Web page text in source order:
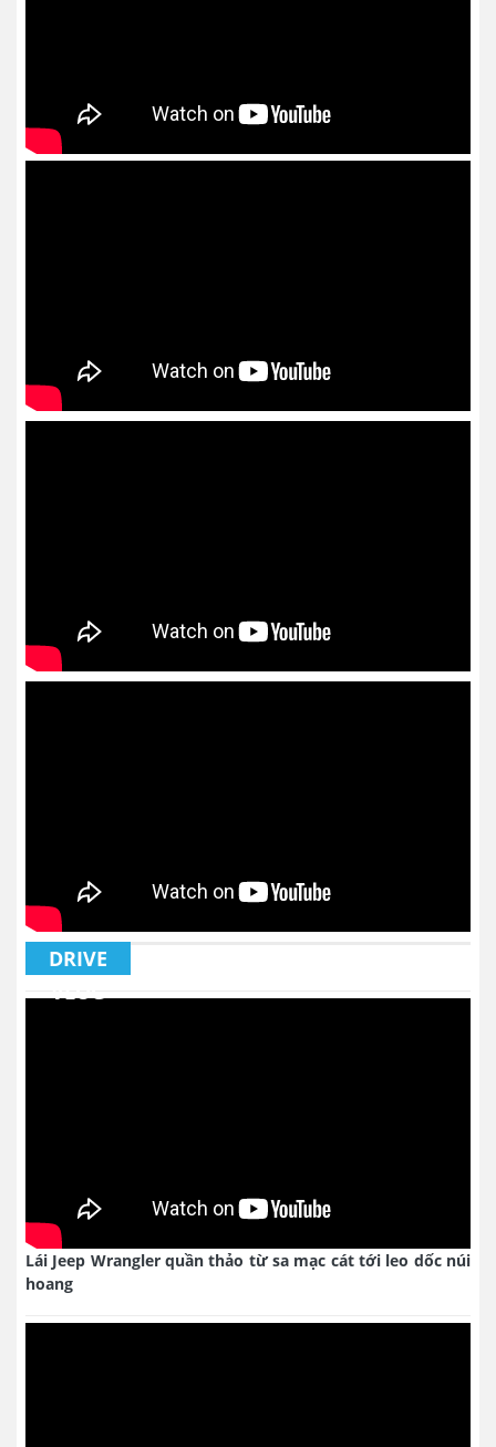
DRIVE
VLOG
Lái Jeep Wrangler quần thảo từ sa mạc cát tới leo dốc núi
hoang